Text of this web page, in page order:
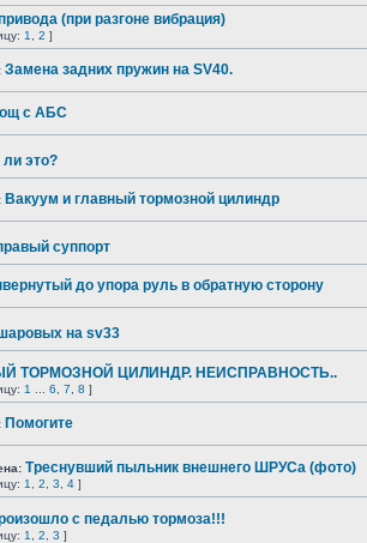
(при разгоне вибрация)
1 2 ]
Замена задних пружин на SV40.
с АБС
ли это?
Вакуум и главный тормозной цилиндр
суппорт
до упора руль в обратную сторону
на sv33
ТОРМОЗНОЙ ЦИЛИНДР. НЕИСПРАВНОСТЬ..
1 6 7 8 ]
Помогите
Треснувший пыльник внешнего ШРУСа (фото)
1 2 3 4 ]
с педалью тормоза!!!
1 2 3 ]